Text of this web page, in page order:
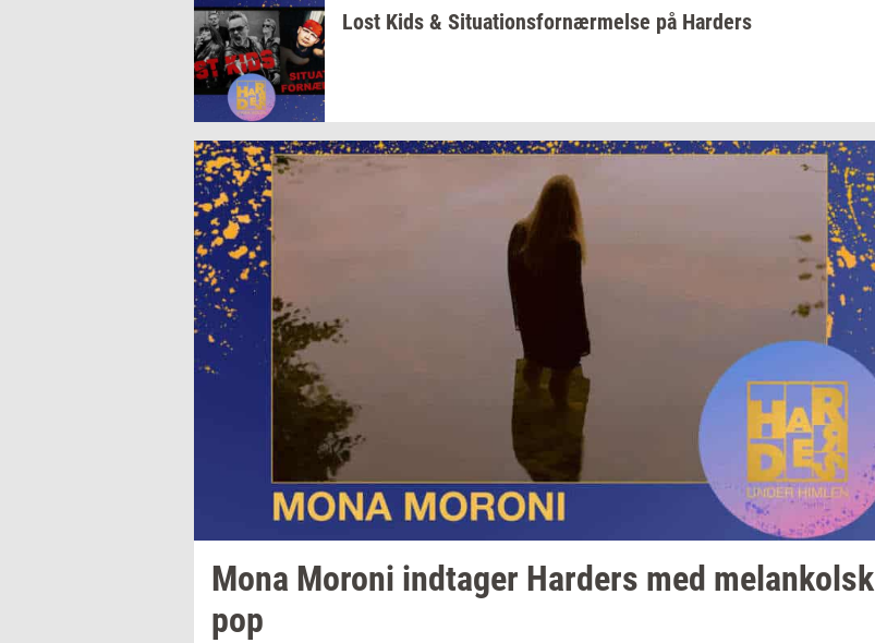
Lost Kids & Si­tu­a­tions­for­nær­mel­se på Har­ders
Mona Mor­o­ni ind­ta­ger Har­ders med melan­kolsk
pop